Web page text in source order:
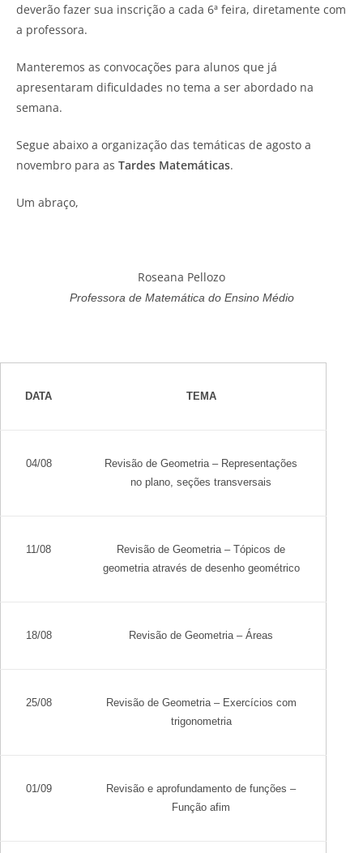
deverão fazer sua inscrição a cada 6ª feira, diretamente com
a professora.
Manteremos as convocações para alunos que já
apresentaram dificuldades no tema a ser abordado na
semana.
Segue abaixo a organização das temáticas de agosto a
novembro para as Tardes Matemáticas.
Um abraço,
Roseana Pellozo
Professora de Matemática do Ensino Médio
DATA TEMA
04/08
Revisão de Geometria – Representações
no plano, seções transversais
11/08
Revisão de Geometria – Tópicos de
geometria através de desenho geométrico
18/08 Revisão de Geometria – Áreas
25/08
Revisão de Geometria – Exercícios com
trigonometria
01/09
Revisão e aprofundamento de funções –
Função afim